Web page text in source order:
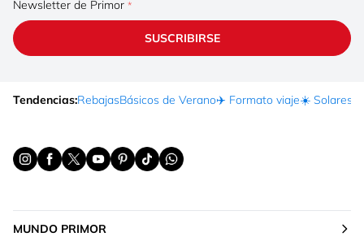
Newsletter de Primor
SUSCRIBIRSE
Tendencias:RebajasBásicos de Verano✈️ Formato viaje☀️ Solares
MUNDO PRIMOR